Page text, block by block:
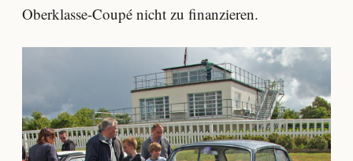
Oberklasse-Coupé nicht zu finanzieren.